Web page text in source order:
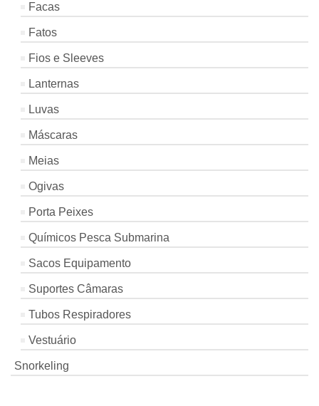
Facas
Fatos
Fios e Sleeves
Lanternas
Luvas
Máscaras
Meias
Ogivas
Porta Peixes
Químicos Pesca Submarina
Sacos Equipamento
Suportes Câmaras
Tubos Respiradores
Vestuário
Snorkeling